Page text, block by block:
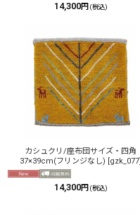
14,300円 (税込)
カシュクリ/座布団サイズ・四角
37×39cm(フリンジなし)
gzk_077
14,300円 (税込)